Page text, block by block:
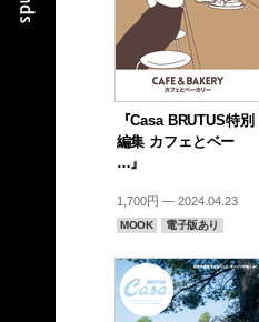
『Casa BRUTUS特別
編集 カフェとベー
…』
1,700円 — 2024.04.23
MOOK 電子版あり